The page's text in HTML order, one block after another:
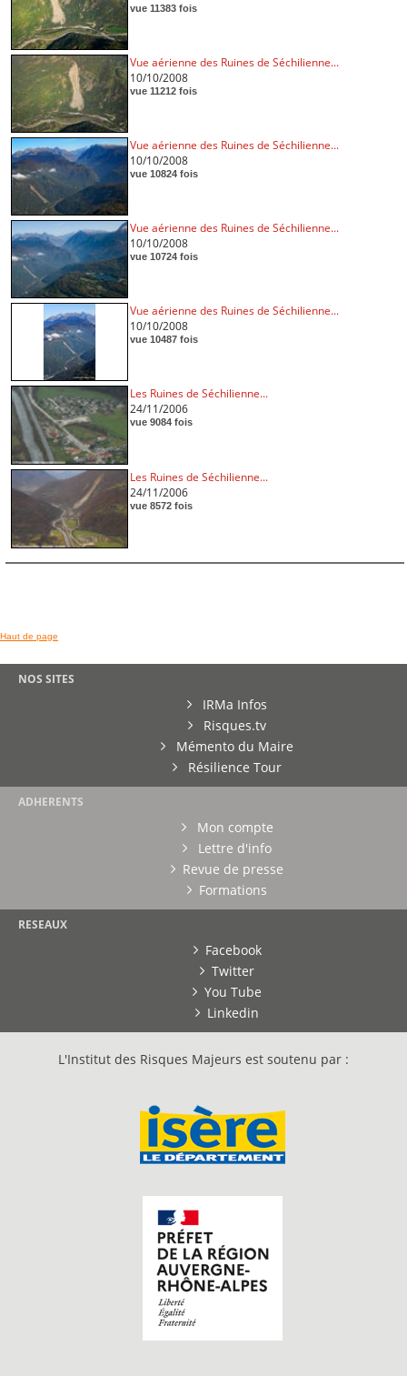
vue 11383 fois
Vue aérienne des Ruines de Séchilienne...
10/10/2008
vue 11212 fois
Vue aérienne des Ruines de Séchilienne...
10/10/2008
vue 10824 fois
Vue aérienne des Ruines de Séchilienne...
10/10/2008
vue 10724 fois
Vue aérienne des Ruines de Séchilienne...
10/10/2008
vue 10487 fois
Les Ruines de Séchilienne...
24/11/2006
vue 9084 fois
Les Ruines de Séchilienne...
24/11/2006
vue 8572 fois
Haut de page
NOS SITES
IRMa Infos
Risques.tv
Mémento du Maire
Résilience Tour
ADHERENTS
Mon compte
Lettre d'info
Revue de presse
Formations
RESEAUX
Facebook
Twitter
You Tube
Linkedin
L'Institut des Risques Majeurs est soutenu par :